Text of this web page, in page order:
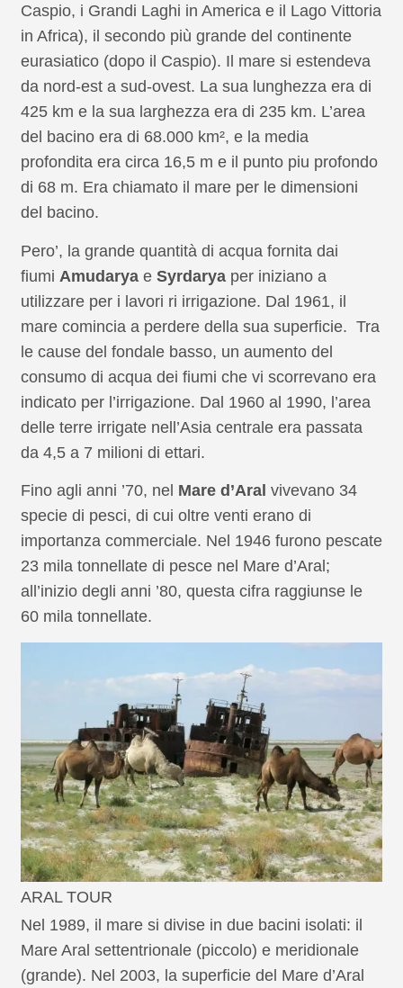
Caspio, i Grandi Laghi in America e il Lago Vittoria
in Africa), il secondo più grande del continente
eurasiatico (dopo il Caspio). Il mare si estendeva
da nord-est a sud-ovest. La sua lunghezza era di
425 km e la sua larghezza era di 235 km. L’area
del bacino era di 68.000 km², e la media
profondita era circa 16,5 m e il punto piu profondo
di 68 m. Era chiamato il mare per le dimensioni
del bacino.
Pero’, la grande quantità di acqua fornita dai
fiumi Amudarya e Syrdarya per iniziano a
utilizzare per i lavori ri irrigazione. Dal 1961, il
mare comincia a perdere della sua superficie. Tra
le cause del fondale basso, un aumento del
consumo di acqua dei fiumi che vi scorrevano era
indicato per l’irrigazione. Dal 1960 al 1990, l’area
delle terre irrigate nell’Asia centrale era passata
da 4,5 a 7 milioni di ettari.
Fino agli anni ’70, nel Mare d’Aral vivevano 34
specie di pesci, di cui oltre venti erano di
importanza commerciale. Nel 1946 furono pescate
23 mila tonnellate di pesce nel Mare d’Aral;
all’inizio degli anni ’80, questa cifra raggiunse le
60 mila tonnellate.
ARAL TOUR
Nel 1989, il mare si divise in due bacini isolati: il
Mare Aral settentrionale (piccolo) e meridionale
(grande). Nel 2003, la superficie del Mare d’Aral